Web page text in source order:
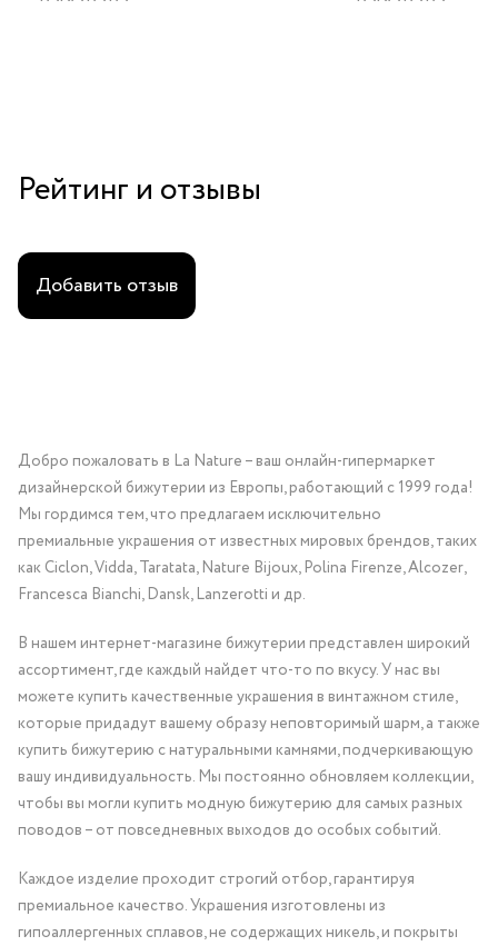
стеклянными бусинам
Рейтинг и отзывы
Добавить отзыв
Добро пожаловать в La Nature – ваш онлайн-гипермаркет
дизайнерской бижутерии из Европы, работающий с 1999 года!
Мы гордимся тем, что предлагаем исключительно
премиальные украшения от известных мировых брендов, таких
как Ciclon, Vidda, Taratata, Nature Bijoux, Polina Firenze, Alcozer,
Francesca Bianchi, Dansk, Lanzerotti и др.
В нашем интернет-магазине бижутерии представлен широкий
ассортимент, где каждый найдет что-то по вкусу. У нас вы
можете купить качественные украшения в винтажном стиле,
которые придадут вашему образу неповторимый шарм, а также
купить бижутерию с натуральными камнями, подчеркивающую
вашу индивидуальность. Мы постоянно обновляем коллекции,
чтобы вы могли купить модную бижутерию для самых разных
поводов – от повседневных выходов до особых событий.
Каждое изделие проходит строгий отбор, гарантируя
премиальное качество. Украшения изготовлены из
гипоаллергенных сплавов, не содержащих никель, и покрыты